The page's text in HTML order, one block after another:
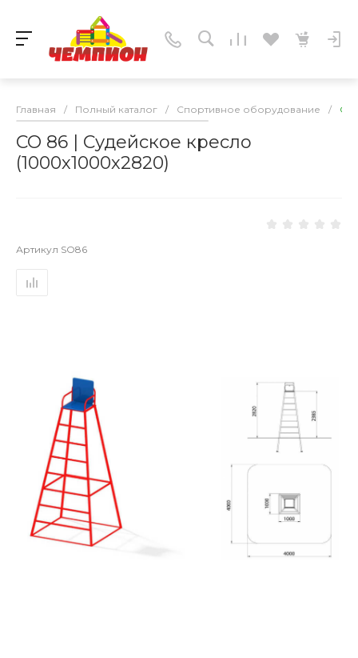
Главная / Полный каталог / Спортивное оборудование / СО
СО 86 | Судейское кресло
(1000х1000х2820)
Артикул SO86